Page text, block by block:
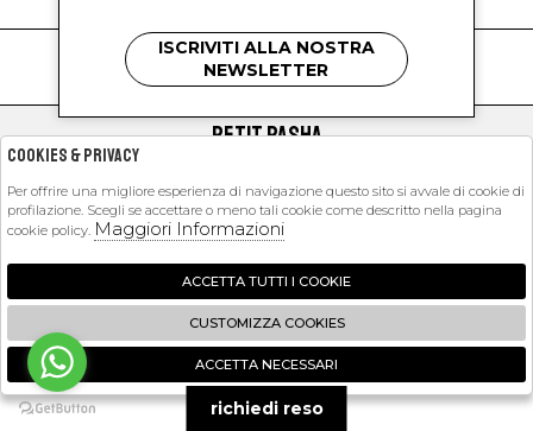
kids
PETIT PASHA
EXTRA
2026 Petit Pasha - P.iva : 09423341214 Powered by
Zucchetti
🍪
ISCRIVITI ALLA NOSTRA
NEWSLETTER
richiedi reso
Cookies & Privacy
Per offrire una migliore esperienza di navigazione questo sito si avvale di cookie di
profilazione. Scegli se accettare o meno tali cookie come descritto nella pagina
cookie policy. Maggiori Informazioni
ACCETTA TUTTI I COOKIE
CUSTOMIZZA COOKIES
ACCETTA NECESSARI